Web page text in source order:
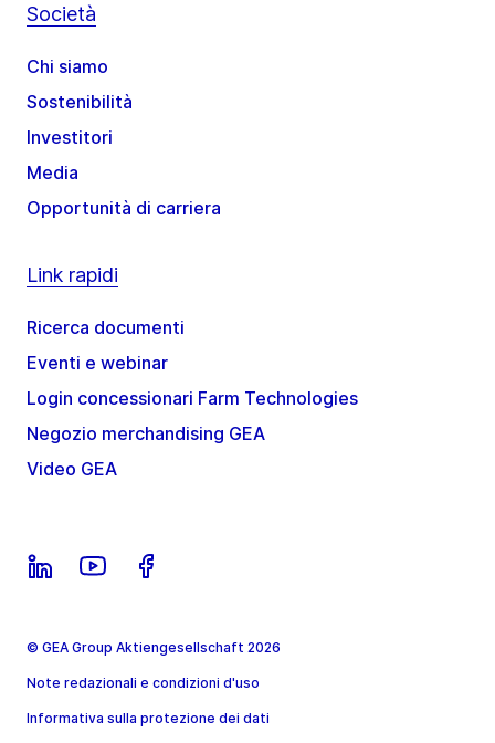
Società
Chi siamo
Sostenibilità
Investitori
Media
Opportunità di carriera
Link rapidi
Ricerca documenti
Eventi e webinar
Login concessionari Farm Technologies
Negozio merchandising GEA
Video GEA
© GEA Group Aktiengesellschaft 2026
Note redazionali e condizioni d'uso
Informativa sulla protezione dei dati